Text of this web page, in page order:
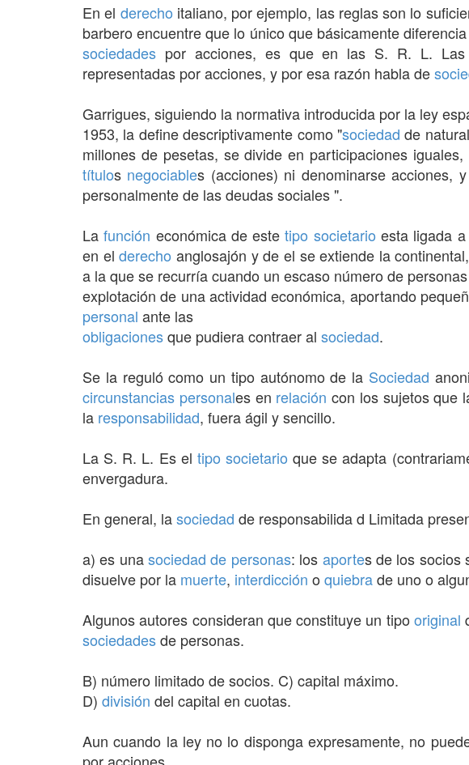
En el derecho italiano, por ejemplo, las reglas son lo
barbero encuentre que lo único que básicamente
sociedades por acciones, es que en las S. R. L.
representadas por acciones, y por esa razón habla de
Garrigues, siguiendo la normativa introducida por la ley
1953, la define descriptivamente como "sociedad de
millones de pesetas, se divide en participaciones
títulos negociables (acciones) ni denominarse acciones,
personalmente de las deudas sociales ".
Lafunción económica de estetipo societario esta ligada
en elderecho anglosajón y de el se extiende la
a la que se recurría cuando un escaso número de
explotación de una actividad económica, aportando
personal ante las
obligacionesque pudiera contraer al sociedad.
Se la reguló como un tipo autónomo de la Sociedad
circunstancias personales en relación con los sujetos que
la responsabilidad, fuera ágil y sencillo.
La S. R. L. Es el tipo societario que se adapta
envergadura.
En general, lasociedad de responsabilida d Limitada
a) es unasociedad de personas: los aportes de los socios
disuelve por la muerte, interdicción o quiebrade uno o
Algunos autores consideran que constituye un tipo original
sociedadesde personas.
B) número limitado de socios. C) capital máximo.
D) división del capital en cuotas.
Aun cuando la ley no lo disponga expresamente, no